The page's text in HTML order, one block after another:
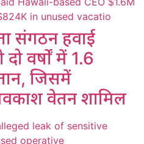
संगठन हवाई
वर्षों में 1.6
जिसमें
वेतन शामिल